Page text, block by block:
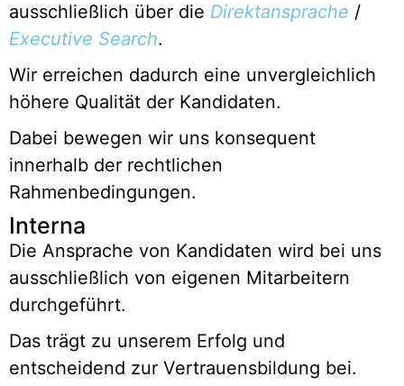
ausschließlich über die Direktansprache /
Executive Search.
Wir erreichen dadurch eine unvergleichlich
höhere Qualität der Kandidaten.
Dabei bewegen wir uns konsequent
innerhalb der rechtlichen
Rahmenbedingungen.
Interna
Die Ansprache von Kandidaten wird bei uns
ausschließlich von eigenen Mitarbeitern
durchgeführt.
Das trägt zu unserem Erfolg und
entscheidend zur Vertrauensbildung bei.